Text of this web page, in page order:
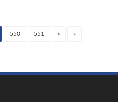
(current)
550 551 › »